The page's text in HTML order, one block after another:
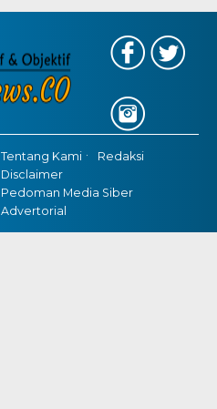
Tentang Kami
Redaksi
Disclaimer
Pedoman Media Siber
Advertorial